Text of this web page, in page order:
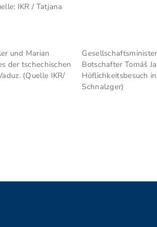
IKR / Tatjana
und Marian
der tschechischen
(Quelle IKR/
Botschafter Tomáš
Höflichkeitsbesuch
Schnalzger)